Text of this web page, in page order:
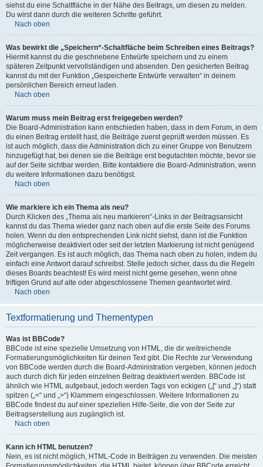
siehst du eine Schaltfläche in der Nähe des Beitrags, um diesen zu melden.
Du wirst dann durch die weiteren Schritte geführt.
Nach oben
Was bewirkt die „Speichern“-Schaltfläche beim Schreiben eines Beitrags?
Hiermit kannst du die geschriebene Entwürfe speichern und zu einem
späteren Zeitpunkt vervollständigen und absenden. Den gesicherten Beitrag
kannst du mit der Funktion „Gespeicherte Entwürfe verwalten“ in deinem
persönlichen Bereich erneut laden.
Nach oben
Warum muss mein Beitrag erst freigegeben werden?
Die Board-Administration kann entschieden haben, dass in dem Forum, in dem
du einen Beitrag erstellt hast, die Beiträge zuerst geprüft werden müssen. Es
ist auch möglich, dass die Administration dich zu einer Gruppe von Benutzern
hinzugefügt hat, bei denen sie die Beiträge erst begutachten möchte, bevor sie
auf der Seite sichtbar werden. Bitte kontaktiere die Board-Administration, wenn
du weitere Informationen dazu benötigst.
Nach oben
Wie markiere ich ein Thema als neu?
Durch Klicken des „Thema als neu markieren“-Links in der Beitragsansicht
kannst du das Thema wieder ganz nach oben auf die erste Seite des Forums
holen. Wenn du den entsprechenden Link nicht siehst, dann ist die Funktion
möglicherweise deaktiviert oder seit der letzten Markierung ist nicht genügend
Zeit vergangen. Es ist auch möglich, das Thema nach oben zu holen, indem du
einfach eine Antwort darauf schreibst. Stelle jedoch sicher, dass du die Regeln
dieses Boards beachtest! Es wird meist nicht gerne gesehen, wenn ohne
triftigen Grund auf alte oder abgeschlossene Themen geantwortet wird.
Nach oben
Textformatierung und Thementypen
Was ist BBCode?
BBCode ist eine spezielle Umsetzung von HTML, die dir weitreichende
Formatierungsmöglichkeiten für deinen Text gibt. Die Rechte zur Verwendung
von BBCode werden durch die Board-Administration vergeben, können jedoch
auch durch dich für jeden einzelnen Beitrag deaktiviert werden. BBCode ist
ähnlich wie HTML aufgebaut, jedoch werden Tags von eckigen („[“ und „]“) statt
spitzen („<“ und „>“) Klammern eingeschlossen. Weitere Informationen zu
BBCode findest du auf einer speziellen Hilfe-Seite, die von der Seite zur
Beitragserstellung aus zugänglich ist.
Nach oben
Kann ich HTML benutzen?
Nein, es ist nicht möglich, HTML-Code in Beiträgen zu verwenden. Die meisten